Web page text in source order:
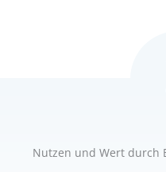
Nutzen und Wert durch